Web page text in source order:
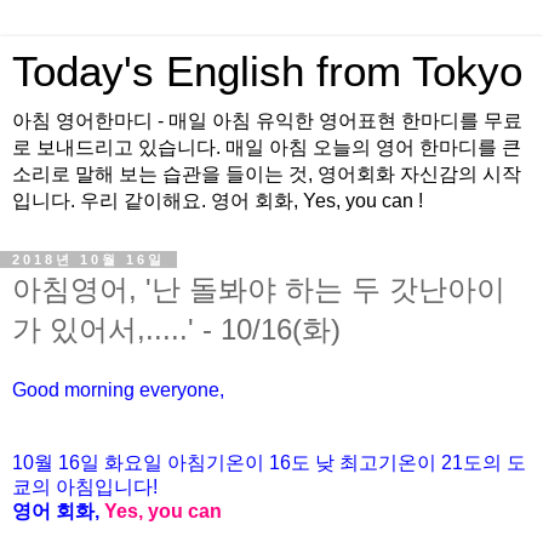
Today's English from Tokyo
아침 영어한마디 - 매일 아침 유익한 영어표현 한마디를 무료
로 보내드리고 있습니다. 매일 아침 오늘의 영어 한마디를 큰
소리로 말해 보는 습관을 들이는 것, 영어회화 자신감의 시작
입니다. 우리 같이해요. 영어 회화, Yes, you can !
2018년 10월 16일
아침영어, '난 돌봐야 하는 두 갓난아이
가 있어서,.....' - 10/16(화)
Good morning everyone,
10월 16일 화요일 아침기온이 16도 낮 최고기온이 21도의 도
쿄의 아침입니다!
영어 회화, Yes, you can